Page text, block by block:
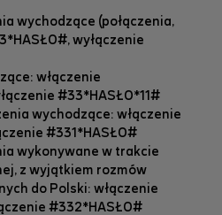
wychodzące (połączenia,
wyłączenie
włączenie
#33*HASŁO*11#
wychodzące: włączenie
#331*HASŁO#
wykonywane w trakcie
z wyjątkiem rozmów
do Polski: włączenie
#332*HASŁO#